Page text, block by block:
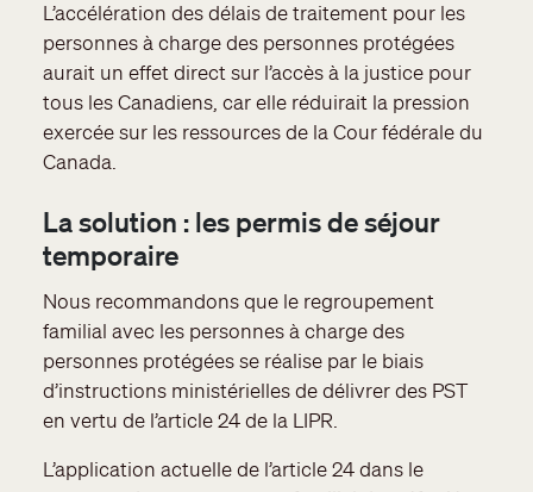
L’accélération des délais de traitement pour les
personnes à charge des personnes protégées
aurait un effet direct sur l’accès à la justice pour
tous les Canadiens, car elle réduirait la pression
exercée sur les ressources de la Cour fédérale du
Canada.
La solution : les permis de séjour
temporaire
Nous recommandons que le regroupement
familial avec les personnes à charge des
personnes protégées se réalise par le biais
d’instructions ministérielles de délivrer des PST
en vertu de l’article 24 de la LIPR.
L’application actuelle de l’article 24 dans le